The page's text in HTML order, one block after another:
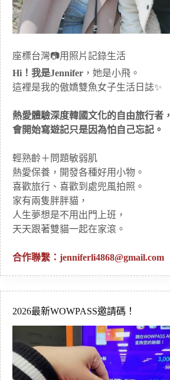
座標台灣📷用照片記錄生活
Hi！我是Jennifer ，她是小飛。
這裡是我的傲嬌雙魚女子生活日誌✨
熱愛體驗深度韓國文化的自由旅行者，
會開始寫遊記只是因為怕自己忘記。
輕熟齡＋問題敏弱肌
熱愛保養，開發各種好用小物。
喜歡旅行、喜歡到處兜風拍照。
家有兩隻胖胖貓，
人生夢想是不用出門上班，
天天跟著雙貓一起在家滾。
合作聯繫： jenniferli4868@gmail.com
2026最新WOWPASS邀請碼！